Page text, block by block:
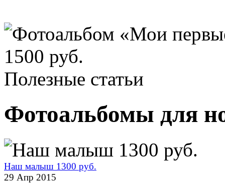
Полезные статьи
Фотоальбомы для
Наш малыш 1300 руб.
29 Апр 2015